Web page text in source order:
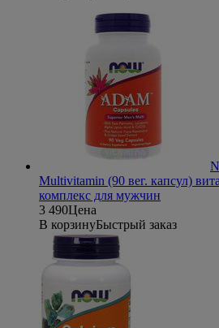
Multivitamin (90 вег. капсул)
комплекс для мужчин
3 490Цена
В корзинуБыстрый заказ